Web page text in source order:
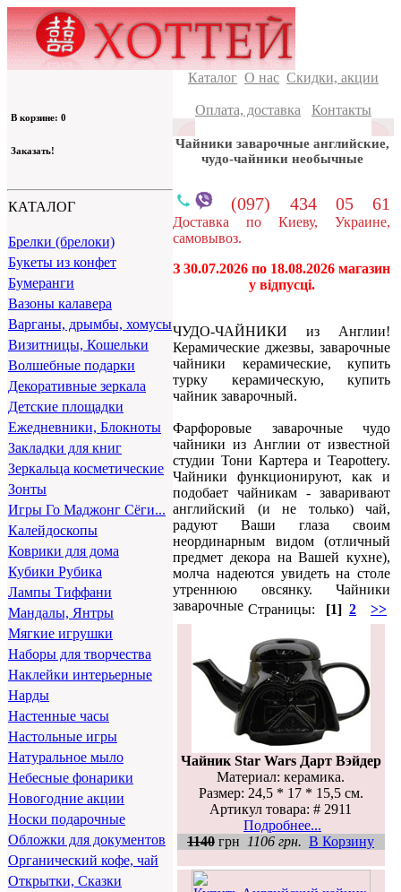
В корзине: 0
Заказать!
КАТАЛОГ
Брелки (брелоки)
Букеты из конфет
Бумеранги
Вазоны калавера
Варганы, дрымбы, хомусы
Визитницы, Кошельки
Волшебные подарки
Декоративные зеркала
Детские площадки
Ежедневники, Блокноты
Закладки для книг
Зеркальца косметические
Зонты
Игры Го Маджонг Сёги...
Калейдоскопы
Коврики для дома
Кубики Рубика
Лампы Тиффани
Мандалы, Янтры
Мягкие игрушки
Наборы для творчества
Наклейки интерьерные
Нарды
Настенные часы
Настольные игры
Натуральное мыло
Небесные фонарики
Новогодние акции
Носки подарочные
Обложки для документов
Органический кофе, чай
Открытки, Сказки
Каталог О нас Скидки, акции
Оплата, доставка Контакты
Чайники заварочные английские,
чудо-чайники необычные
(097) 434 05 61
Доставка по Киеву, Украине,
самовывоз.
З 30.07.2026 по 18.08.2026 магазин
у відпусці.
ЧУДО-ЧАЙНИКИ из Англии!
Керамические джезвы, заварочные
чайники керамические, купить
турку керамическую, купить
чайник заварочный.
Фарфоровые заварочные чудо
чайники из Англии от известной
студии Тони Картера и Teapottery.
Чайники функционируют, как и
подобает чайникам - заваривают
английский (и не только) чай,
радуют Ваши глаза своим
неординарным видом (отличный
предмет декора на Вашей кухне),
молча надеются увидеть на столе
утреннюю овсянку. Чайники
заварочные Страницы: [1] 2 >>
Чайник Star Wars Дарт Вэйдер
Материал: керамика.
Размер: 24,5 * 17 * 15,5 см.
Артикул товара: # 2911
Подробнее...
1140 грн 1106 грн. В Корзину